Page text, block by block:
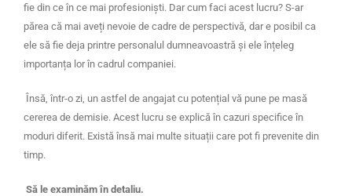
fie din ce în ce mai profesioniști. Dar cum faci acest lucru? S-ar
părea că mai aveți nevoie de cadre de perspectivă, dar e posibil ca
ele să fie deja printre personalul dumneavoastră și ele înțeleg
importanța lor în cadrul companiei.
Însă, într-o zi, un astfel de angajat cu potențial vă pune pe masă
cererea de demisie. Acest lucru se explică în cazuri specifice în
moduri diferit. Există însă mai multe situații care pot fi prevenite din
timp.
Să le examinăm în detaliu.